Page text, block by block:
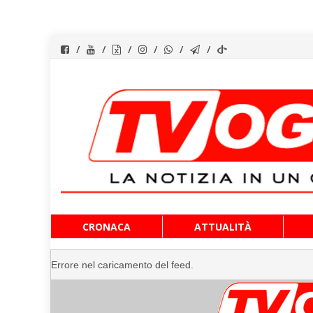
al
contenuto
CRONACA ATTUALITÀ
Errore nel caricamento del feed.